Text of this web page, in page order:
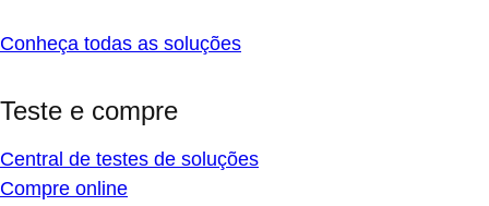
Conheça todas as soluções
Teste e compre
Central de testes de soluções
Compre online